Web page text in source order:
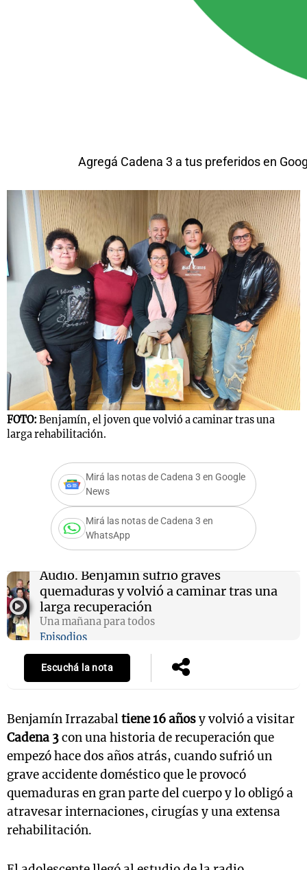
Agregá Cadena 3 a tus preferidos en
FOTO: Benjamín, el joven que volvió a caminar tras una
larga rehabilitación.
Mirá las notas de Cadena 3 en Google
News
Mirá las notas de Cadena 3 en
WhatsApp
Audio. Benjamín sufrió graves
quemaduras y volvió a caminar tras una
larga recuperación
Una mañana para todos
Episodios
Escuchá la nota
Benjamín Irrazabaltiene 16 añosy volvió a visitar
Cadena 3con una historia de recuperación que
empezó hace dos años atrás, cuando sufrió un
grave accidente doméstico que le provocó
quemaduras en gran parte del cuerpo y lo obligó a
atravesar internaciones, cirugías y una extensa
rehabilitación.